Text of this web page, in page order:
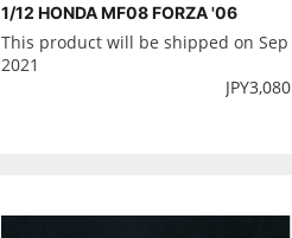
1/12 HONDA MF08 FORZA '06
This product will be shipped on Sep
2021
JPY3,080